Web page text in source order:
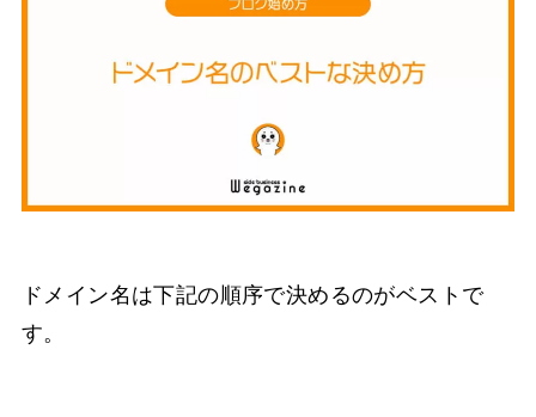
ドメイン名は下記の順序で決めるのがベストで
す。